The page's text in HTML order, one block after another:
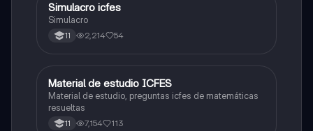
ICFES: Lectura Crítica
Simulacro icfes
Simulacro
11 2,214 54
ICFES: Matemáticas
Material de estudio ICFES
Material de estudio, preguntas icfes de matemáticas
resueltas
11 7,154 113